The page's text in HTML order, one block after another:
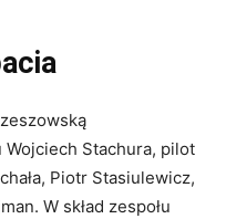
Wojciech Stachura, pilot
Piotr Stasiulewicz,
W skład zespołu